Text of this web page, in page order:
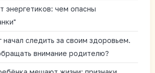
энергетиков: чем опасны
начал следить за своим здоровьем.
внимание родителю?